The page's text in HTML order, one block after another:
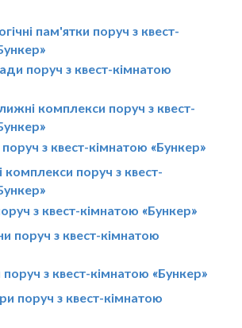
пам'ятки поруч з квест-
поруч з квест-кімнатою
комплекси поруч з квест-
з квест-кімнатою «Бункер»
комплекси поруч з квест-
з квест-кімнатою «Бункер»
поруч з квест-кімнатою
з квест-кімнатою «Бункер»
поруч з квест-кімнатою